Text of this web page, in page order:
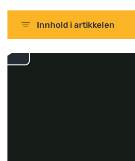
Innhold i artikkelen